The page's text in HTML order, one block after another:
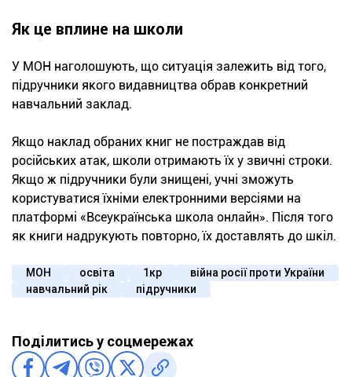
Як це вплине на школи
У МОН наголошують, що ситуація залежить від того,
підручники якого видавництва обрав конкретний
навчальний заклад.
Якщо наклад обраних книг не постраждав від
російських атак, школи отримають їх у звичні строки.
Якщо ж підручники були знищені, учні зможуть
користуватися їхніми електронними версіями на
платформі «Всеукраїнська школа онлайн». Після того
як книги надрукують повторно, їх доставлять до шкіл.
МОН освіта 1кр
війна росії проти України
навчальний рік
підручники
Поділитись у соцмережах